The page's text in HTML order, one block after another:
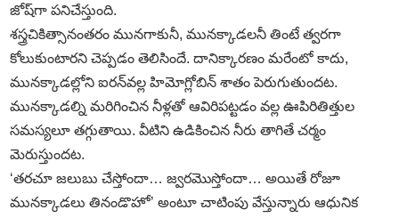
జోష్‌గా పనిచేస్తుంది.
శస్త్రచికిత్సానంతరం మునగాకునీ, మునక్కాడలనీ తింటే త్వరగా
కోలుకుంటారని చెప్పడం తెలిసిందే. దానిక్కారణం మరేంటో కాదు,
మునక్కాడల్లోని ఐరన్‌వల్ల హిమోగ్లోబిన్‌ శాతం పెరుగుతుందట.
మునక్కాడల్ని మరిగించిన నీళ్లతో ఆవిరిపట్టడం వల్ల ఊపిరితిత్తుల
సమస్యలూ తగ్గుతాయి. వీటిని ఉడికించిన నీరు తాగితే చర్మం
మెరుస్తుందట.
‘తరచూ జలుబు చేస్తోందా… జ్వరమొస్తోందా… అయితే రోజూ
మునక్కాడలు తినండొహో’ అంటూ చాటింపు వేస్తున్నారు ఆధునిక